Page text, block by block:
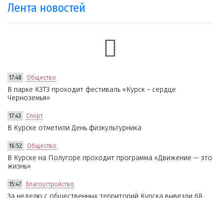
Лента новостей
17:48 Общество
В парке КЗТЗ проходит фестиваль «Курск – сердце
Черноземья»
17:43 Спорт
В Курске отметили День физкультурника
16:52 Общество
В Курске на Полугоре проходит программа «Движение — это
жизнь»
15:47 Благоустройство
За неделю с общественных территорий Курска вывезли 68